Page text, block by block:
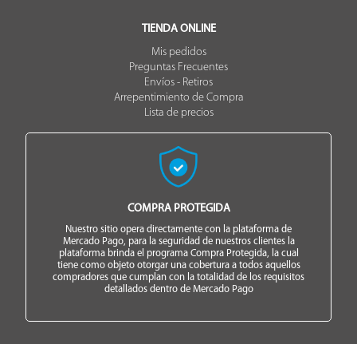
TIENDA ONLINE
Mis pedidos
Preguntas Frecuentes
Envíos - Retiros
Arrepentimiento de Compra
Lista de precios
COMPRA PROTEGIDA
Nuestro sitio opera directamente con la plataforma de
Mercado Pago, para la seguridad de nuestros clientes la
plataforma brinda el programa Compra Protegida, la cual
tiene como objeto otorgar una cobertura a todos aquellos
compradores que cumplan con la totalidad de los requisitos
detallados dentro de Mercado Pago